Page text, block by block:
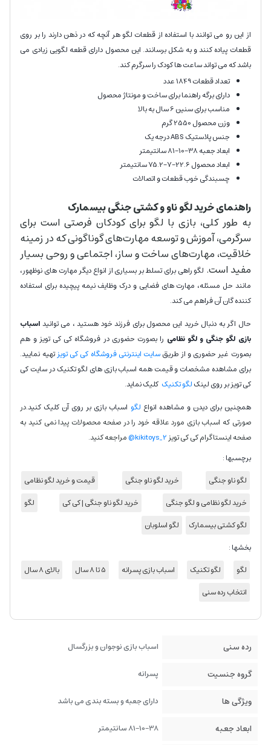
از این رو می توانند با استفاده از قطعات لگو هر آنچه که در ذهن دارند را بر روی
قطعات پیاده کنند و به شکل برسانند. این محصول دارای قطعه لگویی زیادی می
باشد که می تواند ساعت ها کودک را سرگرم کند.
تعداد قطعات 1849 عدد
دارای برگه راهنما برای ساخت و مونتاژ محصول
مناسب برای سنین 6 سال به بالا
وزن محصول 2550 گرم
جنس پلاستیک ABS درجه یک
ابعاد جعبه 38-10-81 سانتیمتر
ابعاد محصول 22.6-7-75.2 سانتیمتر
چسبندگی خوب قطعات و اتصالات
راهنمای خرید لگو ناو و کشتی جنگی بیسمارک
به طور کلی، بازی با لگو برای کودکان فرصتی است برای
سرگرمی، آموزش و توسعه مهارت‌های گوناگونی که در زمینه
خلاقیت، مهارت‌های ساخت و ساز، اجتماعی و روحی بسیار
مفید است. لگو راهی برای تسلط بر بسیاری از انواع دیگر مهارت های نوظهور،
مانند حل مسئله، مهارت های فضایی و درک وظایف نیمه پیچیده برای استفاده
کننده گان آن فراهم می کند.
حال اگر به دنبال خرید این محصول برای فرزند خود هستید ، می توانیداسباب
بازی لگو جنگی و لگو نظامی را بصورت حضوری در فروشگاه کی کی تویز و هم
بصورت غیر حضوری و از طریقسایت اینترنتی فروشگاه کی کی تویزتهیه نمایید.
برای مشاهده مشخصات و قیمت همه اسباب بازی های لگو تکنیک در سایت کی
کی تویز بر روی لینکلگو تکنیک کلیک نماید.
همچنین برای دیدن و مشاهده انواع لگو اسباب بازی بر روی آن کلیک کنید.در
صورتی که اسباب بازی مورد علاقه خود را در صفحه محصولات پیدا نمی کنید به
صفحه اینستاگرام کی کی تویزkikitoys_2@
مراجعه کنید.
برچسبها :
لگو ناو جنگی
خرید لگو ناو جنگی
قیمت و خرید لگو نظامی
خرید لگو نظامی و لگو جنگی
خرید لگو ناو جنگی | کی کی
لگو
لگو کشتی بیسمارک
لگو اسلوبان
بخشها :
لگو
لگو تکنیک اسباب بازی پسرانه 5 تا 8 سال
بالای 8 سال
انتخاب رده سنی
رده سنی اسباب بازی نوجوان و بزرگسال
گروه جنسیت پسرانه
ویژگی ها دارای جعبه و بسته بندی می باشد
ابعاد جعبه 81-10-38 سانتیمتر